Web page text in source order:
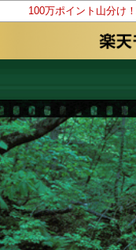
100万ポイント山分け